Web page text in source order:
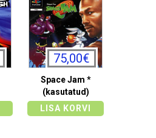
75,00€
Space Jam *
(kasutatud)
LISA KORVI